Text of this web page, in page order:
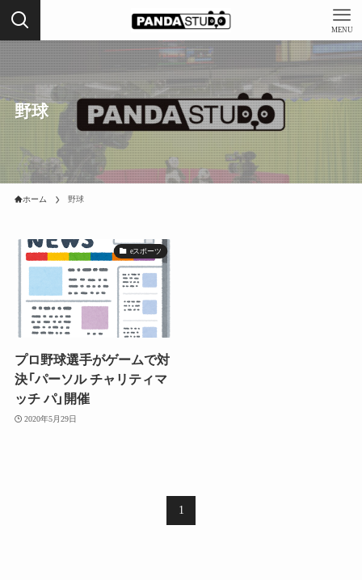
MENU
野球
ホーム 野球
eスポーツ
プロ野球選手がゲームで対
決「パーソル チャリティマ
ッチ パ」開催
2020年5月29日
1